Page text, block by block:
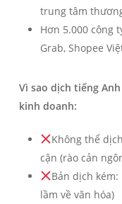
trung tâm
Hơn 5.000 công
Grab, Shopee
Vì sao dịch tiếng
kinh doanh:
Không thể
cận (rào cản
Bản dịch
lầm về văn hóa)